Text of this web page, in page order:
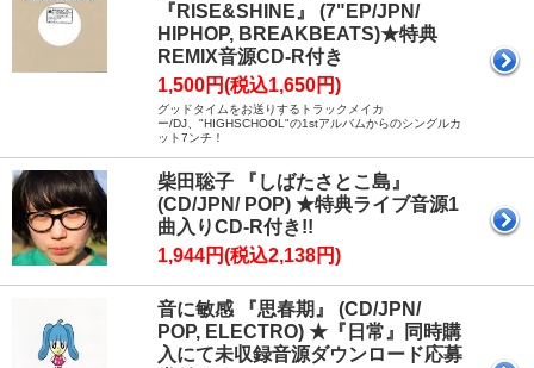
『RISE&SHINE』 (7"EP/JPN/
HIPHOP, BREAKBEATS)★特典
REMIX音源CD-R付き
1,500円(税込1,650円)
グッドタイムをお送りするトラックメイカ
ー/DJ、"HIGHSCHOOL"の1stアルバムからのシングルカ
ット7ンチ！
柴田聡子 『しばたさとこ島』
(CD/JPN/ POP) ★特典ライブ音源1
曲入りCD-R付き!!
1,944円(税込2,138円)
音に敏感 『思春期』 (CD/JPN/
POP, ELECTRO) ★『日常』同時購
入にて未収録音源ダウンロード応募